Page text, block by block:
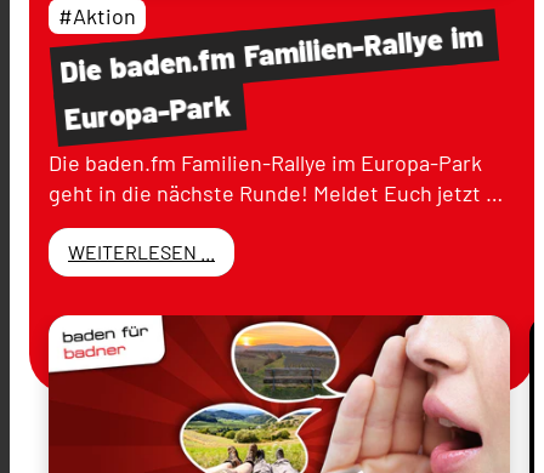
Diebaden.fmFamilien-Rallyeim
Europa-Park
#Aktion
Die baden.fm Familien-Rallye im Europa-Park
geht in die nächste Runde! Meldet Euch jetzt …
WEITERLESEN ...